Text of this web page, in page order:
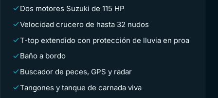
Dos motores Suzuki de 115 HP
Velocidad crucero de hasta 32 nudos
T-top extendido con protección de lluvia en proa
Baño a bordo
Buscador de peces, GPS y radar
Tangones y tanque de carnada viva